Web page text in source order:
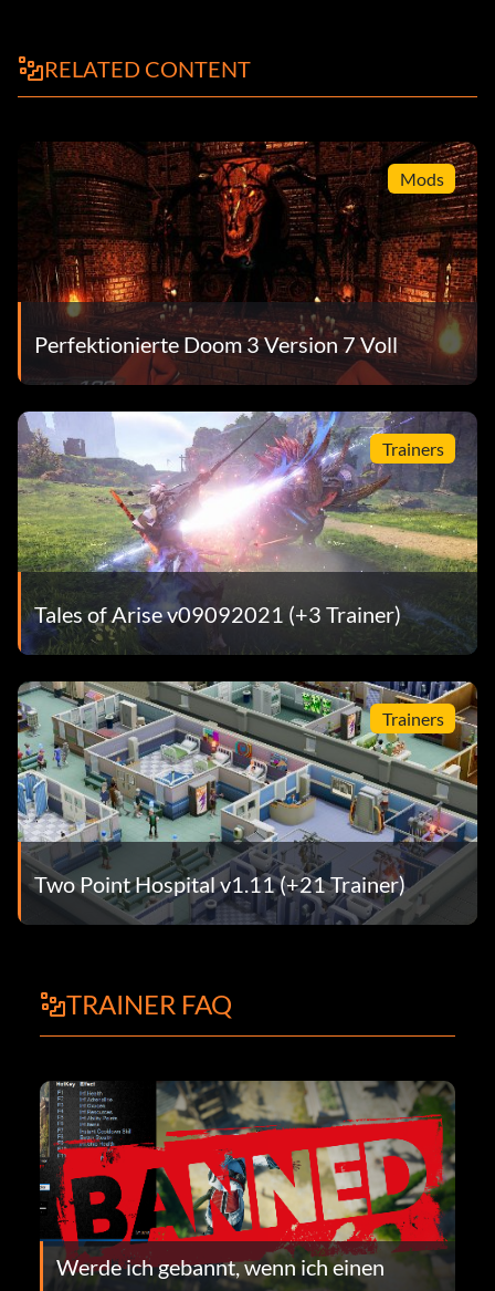
RELATED CONTENT
Mods
Perfektionierte Doom 3 Version 7 Voll
Trainers
Tales of Arise v09092021 (+3 Trainer)
Trainers
Two Point Hospital v1.11 (+21 Trainer)
TRAINER FAQ
Werde ich gebannt, wenn ich einen